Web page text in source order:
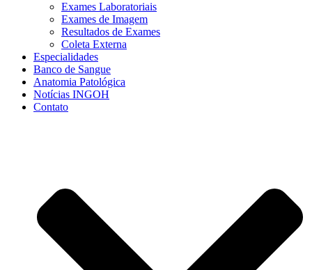
Exames Laboratoriais
Exames de Imagem
Resultados de Exames
Coleta Externa
Especialidades
Banco de Sangue
Anatomia Patológica
Notícias INGOH
Contato